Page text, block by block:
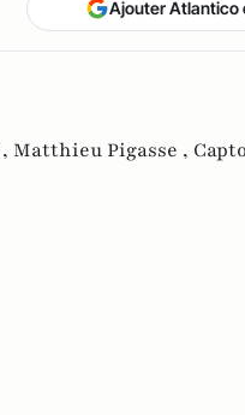
Ajouter Atlantico
Matthieu Pigasse ,